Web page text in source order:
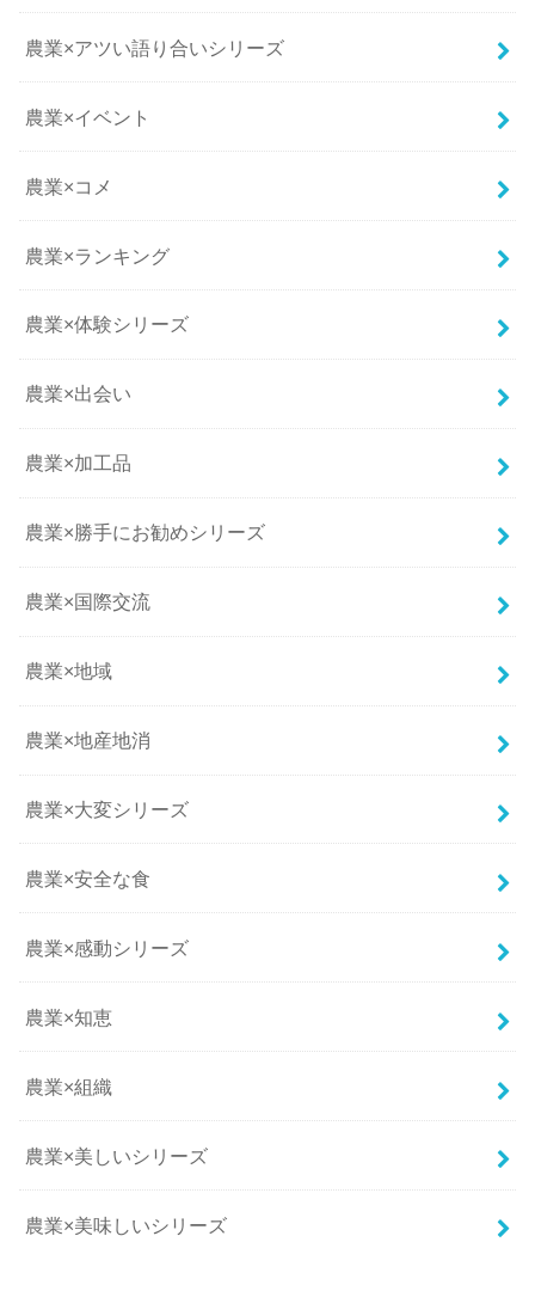
農業×アツい語り合いシリーズ
農業×イベント
農業×コメ
農業×ランキング
農業×体験シリーズ
農業×出会い
農業×加工品
農業×勝手にお勧めシリーズ
農業×国際交流
農業×地域
農業×地産地消
農業×大変シリーズ
農業×安全な食
農業×感動シリーズ
農業×知恵
農業×組織
農業×美しいシリーズ
農業×美味しいシリーズ